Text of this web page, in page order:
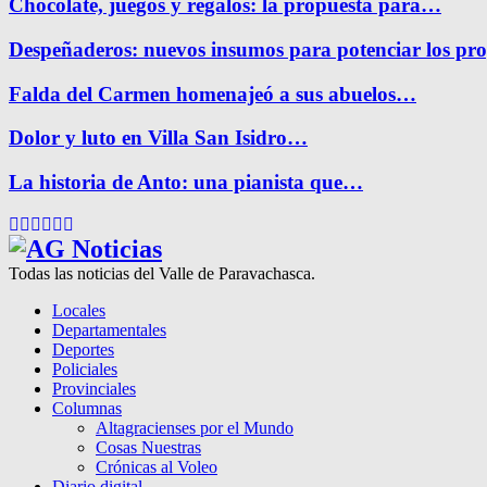
Chocolate, juegos y regalos: la propuesta para…
Despeñaderos: nuevos insumos para potenciar los
Falda del Carmen homenajeó a sus abuelos…
Dolor y luto en Villa San Isidro…
La historia de Anto: una pianista que…
Facebook
Twitter
Instagram
Pinterest
Google
Todas las noticias del Valle de Paravachasca.
Locales
Departamentales
Deportes
Policiales
Provinciales
Columnas
Altagracienses por el Mundo
Cosas Nuestras
Crónicas al Voleo